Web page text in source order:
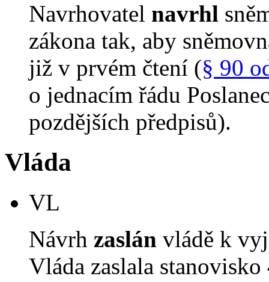
Navrhovatel navrhl
zákona tak, aby
již v prvém čtení (§ 90
o jednacím řádu
pozdějších předpisů).
Vláda
VL
Návrh zaslán vládě k
Vláda zaslala